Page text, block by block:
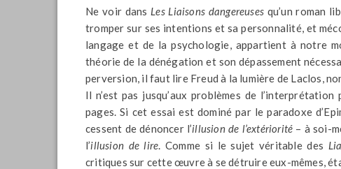
Ne voir dans Les Liaisons dangereuses qu’un roman
tromper sur ses intentions et sa personnalité, et
langage et de la psychologie, appartient à notre
théorie de la dénégation et son dépassement
perversion, il faut lire Freud à la lumière de Laclos,
Il n’est pas jusqu’aux problèmes de
pages. Si cet essai est dominé par le paradoxe
cessent de dénoncer l’illusion de l’extériorité – à soi-
l’illusion de lire. Comme si le sujet véritable des
critiques sur cette œuvre à se détruire eux-mêmes,